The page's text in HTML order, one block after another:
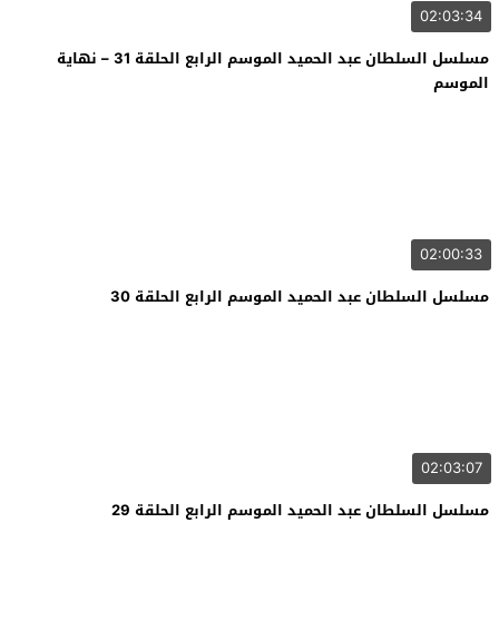
02:03:34
مسلسل السلطان عبد الحميد الموسم الرابع الحلقة 31 – نهاية
الموسم
02:00:33
مسلسل السلطان عبد الحميد الموسم الرابع الحلقة 30
02:03:07
مسلسل السلطان عبد الحميد الموسم الرابع الحلقة 29